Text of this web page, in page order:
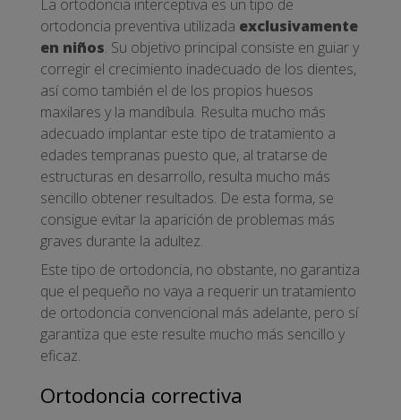
La ortodoncia interceptiva es un tipo de
ortodoncia preventiva utilizada exclusivamente
en niños. Su objetivo principal consiste en guiar y
corregir el crecimiento inadecuado de los dientes,
así como también el de los propios huesos
maxilares y la mandíbula. Resulta mucho más
adecuado implantar este tipo de tratamiento a
edades tempranas puesto que, al tratarse de
estructuras en desarrollo, resulta mucho más
sencillo obtener resultados. De esta forma, se
consigue evitar la aparición de problemas más
graves durante la adultez.
Este tipo de ortodoncia, no obstante, no garantiza
que el pequeño no vaya a requerir un tratamiento
de ortodoncia convencional más adelante, pero sí
garantiza que este resulte mucho más sencillo y
eficaz.
Ortodoncia correctiva